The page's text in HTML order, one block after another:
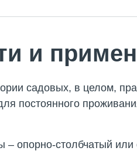
и
садовых, в целом,
постоянного
опорно-столбчатый или